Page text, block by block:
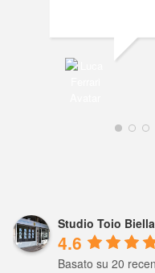
Studio Toio Biella
4.6
Basato su 20